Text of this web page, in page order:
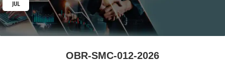
JUL
OBR-SMC-012-2026